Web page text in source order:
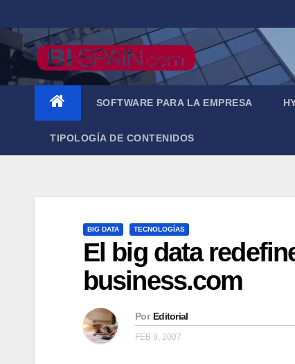
al
contenido
SOFTWARE PARA LA EMPRESA
TIPOLOGÍA DE CONTENIDOS
BIG DATA TECNOLOGÍAS
El big data
business.com
Por Editorial
FEB 9, 2007